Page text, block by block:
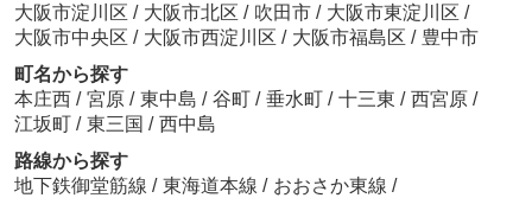
大阪市淀川区 / 大阪市北区 / 吹田市 / 大阪市東淀川区 /
大阪市中央区 / 大阪市西淀川区 / 大阪市福島区 / 豊中市
町名から探す
本庄西 / 宮原 / 東中島 / 谷町 / 垂水町 / 十三東 / 西宮原 /
江坂町 / 東三国 / 西中島
路線から探す
地下鉄御堂筋線 / 東海道本線 / おおさか東線 /